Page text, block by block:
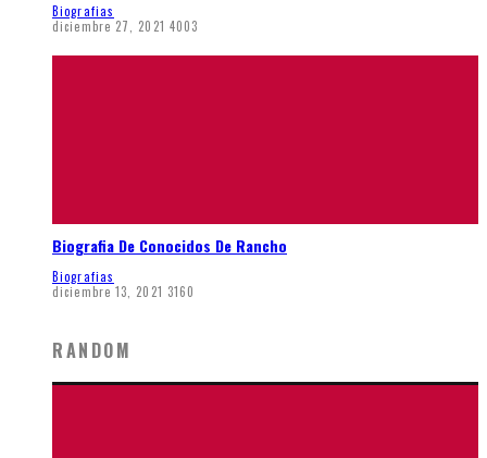
Biografias
diciembre 27, 2021 4003
Biografia De Conocidos De Rancho
Biografias
diciembre 13, 2021 3160
RANDOM